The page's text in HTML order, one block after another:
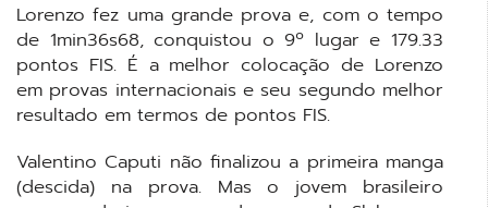
Lorenzo fez uma grande prova e, com o tempo
de 1min36s68, conquistou o 9º lugar e 179.33
pontos FIS. É a melhor colocação de Lorenzo
em provas internacionais e seu segundo melhor
resultado em termos de pontos FIS.
Valentino Caputi não finalizou a primeira manga
(descida) na prova. Mas o jovem brasileiro